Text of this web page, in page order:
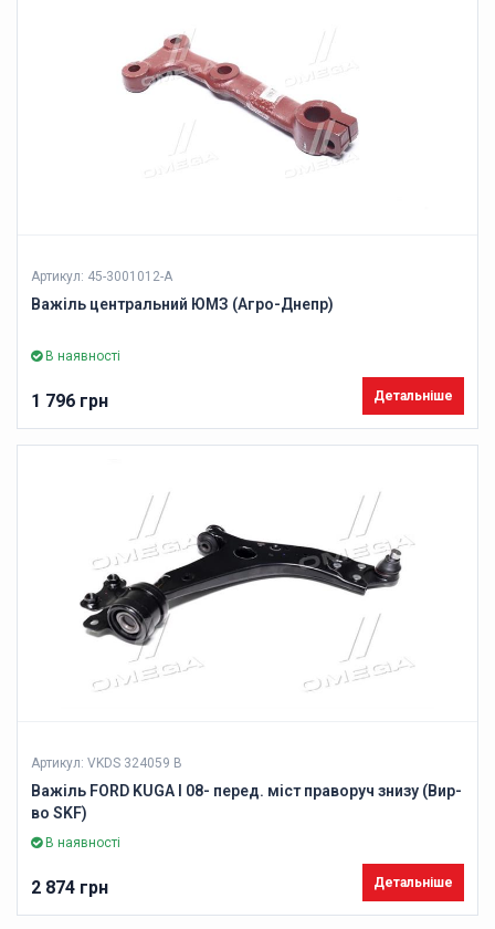
Артикул: 45-3001012-А
Важіль центральний ЮМЗ (Агро-Днепр)
В наявності
1 796 грн Детальніше
Артикул: VKDS 324059 B
Важіль FORD KUGA I 08- перед. міст праворуч знизу (Вир-
во SKF)
В наявності
2 874 грн Детальніше